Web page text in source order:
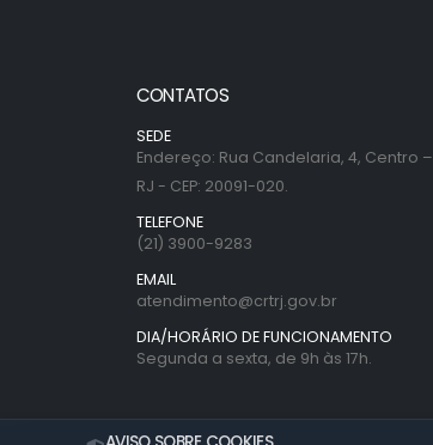
CONTATOS
SEDE
Endereço: Rua Candelaria, 4, Centro –
RJ - CEP: 20091-020.
TELEFONE
(21) 3900-9283
EMAIL
atendimento@crtrj.gov.br
DIA/HORÁRIO DE FUNCIONAMENTO
Segunda a sexta, de 9h às 17h.